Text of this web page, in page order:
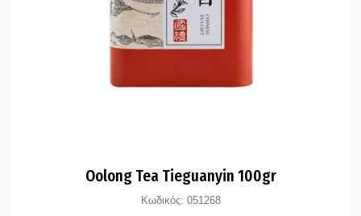
Oolong Tea Tieguanyin 100gr
Κωδικός: 051268